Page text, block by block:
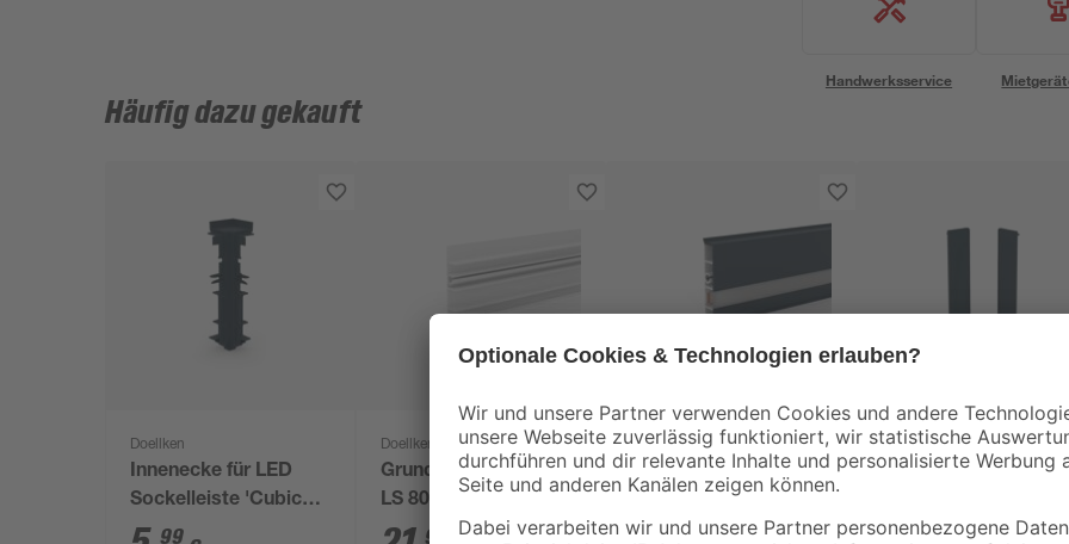
Handwerksservice
Häufig dazu gekauft
Doellken
Innenecke für LED
Sockelleiste 'Cubica
LS 80' anthrazit
99
Doellken
Grundprofil 'Cubica
LS 80' 250 x 8 x 2 cm
99
Doellken
Deckprofil 'Cubica LS
80' Light Down
anthrazit 250 x 8 x 2
99
Doellken
Endkappen für LED
LS 80' anthrazit, 2
99